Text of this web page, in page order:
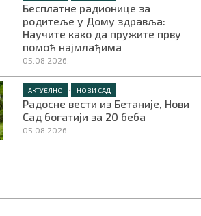
Бесплатне радионице за
родитеље у Дому здравља:
Научите како да пружите прву
помоћ најмлађима
05.08.2026.
АКТУЕЛНО • НОВИ САД
Радосне вести из Бетаније, Нови
Сад богатији за 20 беба
05.08.2026.